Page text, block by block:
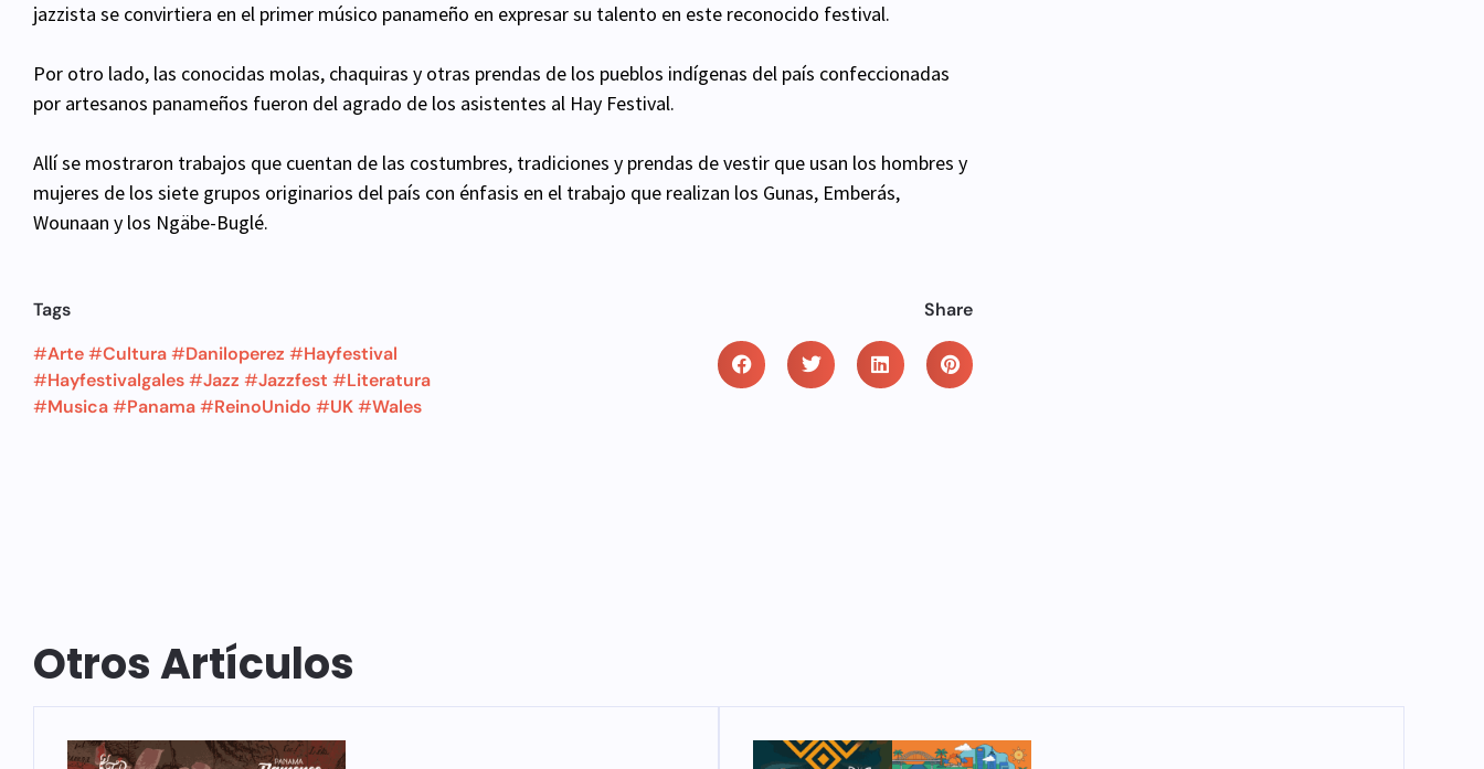
jazzista se convirtiera en el primer músico panameño en expresar su talento en este reconocido festival.
Por otro lado, las conocidas molas, chaquiras y otras prendas de los pueblos indígenas del país confeccionadas
por artesanos panameños fueron del agrado de los asistentes al Hay Festival.
Allí se mostraron trabajos que cuentan de las costumbres, tradiciones y prendas de vestir que usan los hombres y
mujeres de los siete grupos originarios del país con énfasis en el trabajo que realizan los Gunas, Emberás,
Wounaan y los Ngäbe-Buglé.
Tags
#Arte#Cultura#Daniloperez #Hayfestival
#Hayfestivalgales#Jazz #Jazzfest #Literatura
#Musica#Panama#ReinoUnido #UK#Wales
Share
Otros Artículos